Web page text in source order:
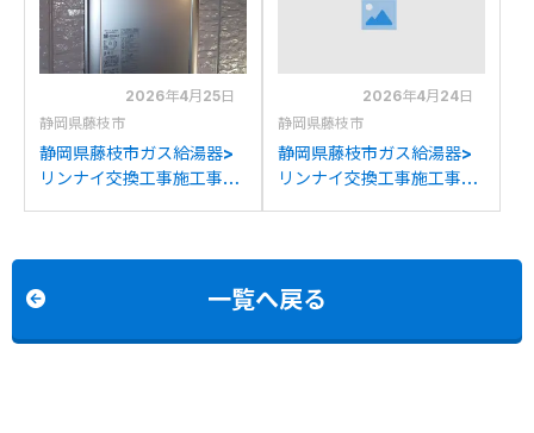
交換
2026年4月25日
静岡県藤枝市
静岡県藤枝市ガス給湯器>
リンナイ交換工事施工事
2026年4月24日
静岡県藤枝市
静岡県藤枝市ガス給湯器>
リンナイ交換工事施工事
一覧へ戻る